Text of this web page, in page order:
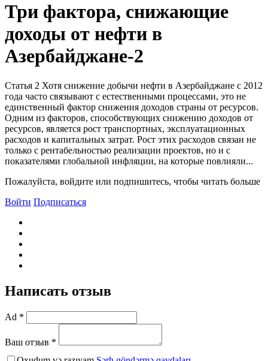
Три фактора, снижающие
доходы от нефти в
Азербайджане-2
Статья 2 Хотя снижение добычи нефти в Азербайджане с 2012
года часто связывают с естественными процессами, это не
единственный фактор снижения доходов страны от ресурсов.
Одним из факторов, способствующих снижению доходов от
ресурсов, является рост транспортных, эксплуатационных
расходов и капитальных затрат. Рост этих расходов связан не
только с рентабельностью реализации проектов, но и с
показателями глобальной инфляции, на которые повлияли...
Пожалуйста, войдите или подпишитесь, чтобы читать больше
Войти Подписаться
Написать отзыв
Ad *
Ваш отзыв *